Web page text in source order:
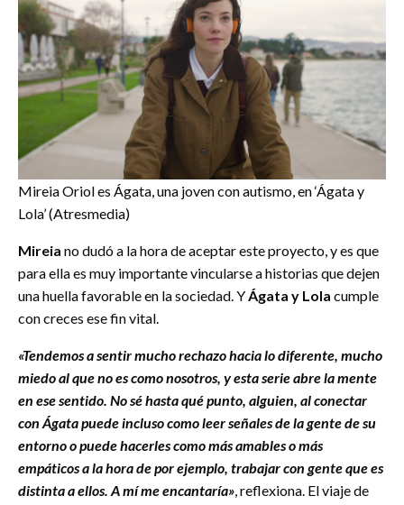
Mireia Oriol es Ágata, una joven con autismo, en ‘Ágata y
Lola’ (Atresmedia)
Mireia no dudó a la hora de aceptar este proyecto, y es que
para ella es muy importante vincularse a historias que dejen
una huella favorable en la sociedad. YÁgata y Lola cumple
con creces ese fin vital.
«Tendemos a sentir mucho rechazo hacia lo diferente, mucho
miedo al que no es como nosotros, y esta serie abre la mente
en ese sentido. No sé hasta qué punto, alguien, al conectar
con Ágata puede incluso como leer señales de la gente de su
entorno o puede hacerles como más amables o más
empáticos a la hora de por ejemplo, trabajar con gente que es
distinta a ellos. A mí me encantaría», reflexiona. El viaje de